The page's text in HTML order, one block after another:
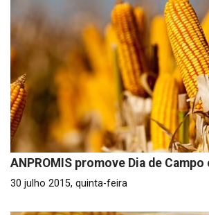
ANPROMIS promove Dia de
30 julho 2015, quinta-feira